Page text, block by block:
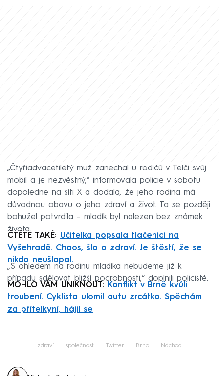
„Čtyřiadvacetiletý muž zanechal u rodičů v Telči svůj
mobil a je nezvěstný,“ informovala policie v sobotu
dopoledne na síti X a dodala, že jeho rodina má
důvodnou obavu o jeho zdraví a život. Ta se později
bohužel potvrdila – mladík byl nalezen bez známek
života.
ČTĚTE TAKÉ: Učitelka popsala tlačenici na
Vyšehradě. Chaos, šlo o zdraví. Je štěstí, že se
nikdo neušlapal.
„S ohledem na rodinu mladíka nebudeme již k
případu sdělovat bližší podrobnosti,“ doplnili policisté.
MOHLO VÁM UNIKNOUT:
Konflikt v Brně kvůli
troubení. Cyklista ulomil autu zrcátko. Spěchám
za přítelkyní, hájil se
zdraví společnost Twitter Brno Náchod